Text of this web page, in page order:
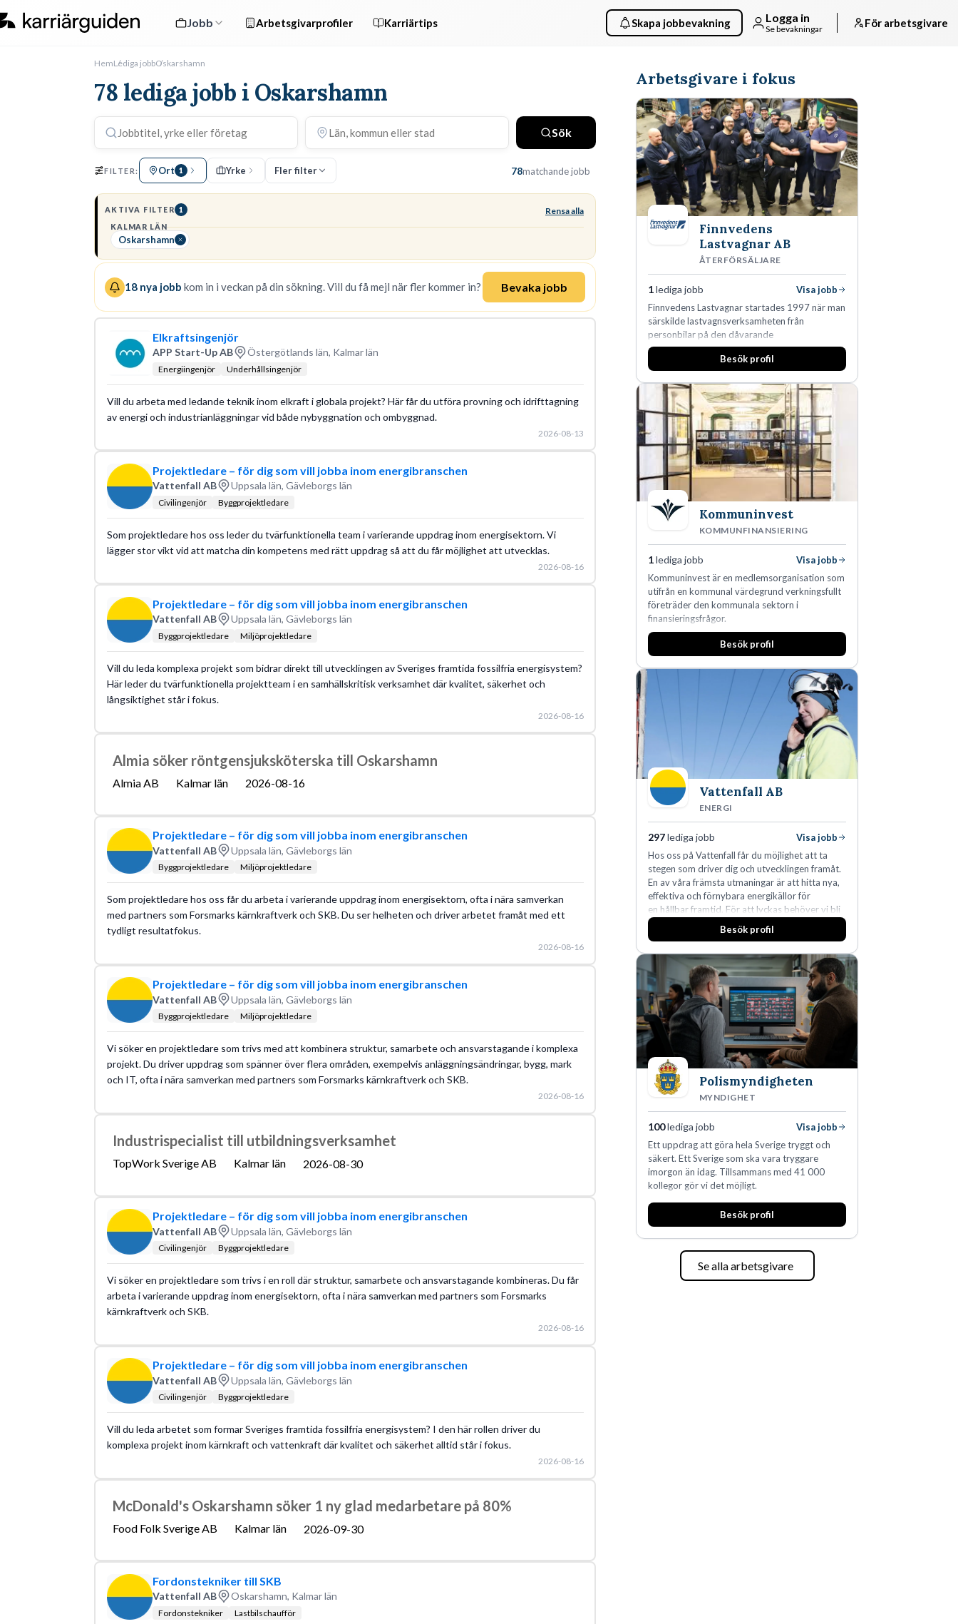
Jobb Arbetsgivarprofiler Karriärtips Skapa jobbevakning Logga in
Se bevakningar För arbetsgivare
HemLediga jobbOskarshamn
78 lediga jobb i Oskarshamn
Sök
FILTER: Ort 1 Yrke Fler filter 78matchande jobb
AKTIVA FILTER 1 Rensa alla
KALMAR LÄN
Oskarshamn
18 nya jobb kom in i veckan på din sökning. Vill du få mejl när fler kommer in? Bevaka jobb
Elkraftsingenjör
APP Start-Up AB Östergötlands län, Kalmar län
Energiingenjör Underhållsingenjör
Vill du arbeta med ledande teknik inom elkraft i globala projekt? Här får du utföra provning och idrifttagning
av energi och industrianläggningar vid både nybyggnation och ombyggnad.
2026-08-13
Projektledare – för dig som vill jobba inom energibranschen
Vattenfall AB Uppsala län, Gävleborgs län
Civilingenjör Byggprojektledare
Som projektledare hos oss leder du tvärfunktionella team i varierande uppdrag inom energisektorn. Vi
lägger stor vikt vid att matcha din kompetens med rätt uppdrag så att du får möjlighet att utvecklas.
2026-08-16
Projektledare – för dig som vill jobba inom energibranschen
Vattenfall AB Uppsala län, Gävleborgs län
Byggprojektledare Miljöprojektledare
Vill du leda komplexa projekt som bidrar direkt till utvecklingen av Sveriges framtida fossilfria energisystem?
Här leder du tvärfunktionella projektteam i en samhällskritisk verksamhet där kvalitet, säkerhet och
långsiktighet står i fokus.
2026-08-16
Almia söker röntgensjuksköterska till Oskarshamn
Almia AB Kalmar län 2026-08-16
Projektledare – för dig som vill jobba inom energibranschen
Vattenfall AB Uppsala län, Gävleborgs län
Byggprojektledare Miljöprojektledare
Som projektledare hos oss får du arbeta i varierande uppdrag inom energisektorn, ofta i nära samverkan
med partners som Forsmarks kärnkraftverk och SKB. Du ser helheten och driver arbetet framåt med ett
tydligt resultatfokus.
2026-08-16
Projektledare – för dig som vill jobba inom energibranschen
Vattenfall AB Uppsala län, Gävleborgs län
Byggprojektledare Miljöprojektledare
Vi söker en projektledare som trivs med att kombinera struktur, samarbete och ansvarstagande i komplexa
projekt. Du driver uppdrag som spänner över flera områden, exempelvis anläggningsändringar, bygg, mark
och IT, ofta i nära samverkan med partners som Forsmarks kärnkraftverk och SKB.
2026-08-16
Industrispecialist till utbildningsverksamhet
TopWork Sverige AB Kalmar län 2026-08-30
Projektledare – för dig som vill jobba inom energibranschen
Vattenfall AB Uppsala län, Gävleborgs län
Civilingenjör Byggprojektledare
Vi söker en projektledare som trivs i en roll där struktur, samarbete och ansvarstagande kombineras. Du får
arbeta i varierande uppdrag inom energisektorn, ofta i nära samverkan med partners som Forsmarks
kärnkraftverk och SKB.
2026-08-16
Projektledare – för dig som vill jobba inom energibranschen
Vattenfall AB Uppsala län, Gävleborgs län
Civilingenjör Byggprojektledare
Vill du leda arbetet som formar Sveriges framtida fossilfria energisystem? I den här rollen driver du
komplexa projekt inom kärnkraft och vattenkraft där kvalitet och säkerhet alltid står i fokus.
2026-08-16
McDonald's Oskarshamn söker 1 ny glad medarbetare på 80%
Food Folk Sverige AB Kalmar län 2026-09-30
Fordonstekniker till SKB
Vattenfall AB Oskarshamn, Kalmar län
Fordonstekniker Lastbilschaufför
Arbetsgivare i fokus
Finnvedens
Lastvagnar AB
ÅTERFÖRSÄLJARE
1lediga jobb
Visa jobb
Finnvedens Lastvagnar startades 1997 när man
särskilde lastvagnsverksamheten från
personbilar på den dåvarande
huvudanläggningen i Värnamo. Sedan dess har
man expanderat kraftigt genom ett antal
den största privata återförsäljaren av Volvo
Lastvagnar och finns representerade på 20
orter i södra Sverige.
Besök profil
Kommuninvest
KOMMUNFINANSIERING
1lediga jobb
Visa jobb
Kommuninvest är en medlemsorganisation som
utifrån en kommunal värdegrund verkningsfullt
företräder den kommunala sektorn i
finansieringsfrågor.
Besök profil
Vattenfall AB
ENERGI
297lediga jobb
Visa jobb
Hos oss på Vattenfall får du möjlighet att ta
stegen som driver dig och utvecklingen framåt.
En av våra främsta utmaningar är att hitta nya,
effektiva och förnybara energikällor för
en hållbar framtid. För att lyckas behöver vi bli
fler medarbetare som vill göra skillnad.
Besök profil
Polismyndigheten
MYNDIGHET
100lediga jobb
Visa jobb
Ett uppdrag att göra hela Sverige tryggt och
säkert. Ett Sverige som ska vara tryggare
imorgon än idag. Tillsammans med 41 000
kollegor gör vi det möjligt.
Besök profil
Se alla arbetsgivare